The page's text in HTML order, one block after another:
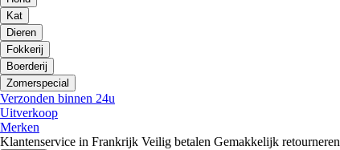
Kat
Dieren
Fokkerij
Boerderij
Zomerspecial
Verzonden binnen 24u
Uitverkoop
Merken
Klantenservice in Frankrijk Veilig betalen Gemakkelijk retourneren